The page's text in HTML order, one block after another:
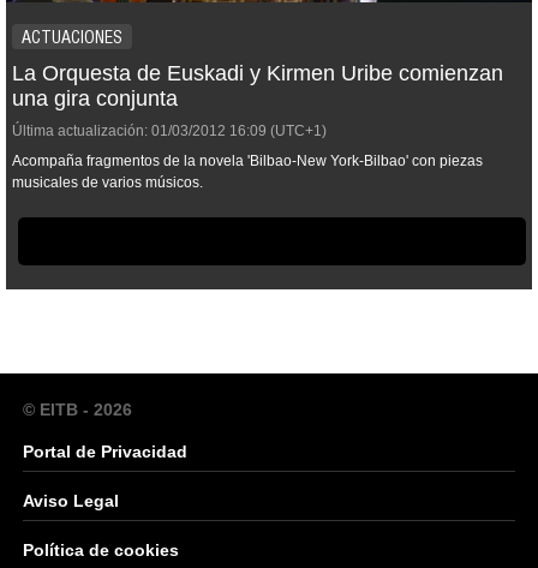
ACTUACIONES
La Orquesta de Euskadi y Kirmen Uribe comienzan
una gira conjunta
Última actualización: 01/03/2012 16:09 (UTC+1)
Acompaña fragmentos de la novela 'Bilbao-New York-Bilbao' con piezas
musicales de varios músicos.
© EITB - 2026
Portal de Privacidad
Aviso Legal
Política de cookies